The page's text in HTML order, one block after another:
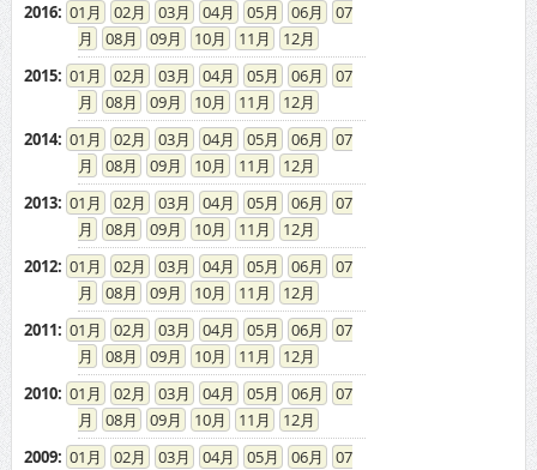
2016: 01 02 03 04 05 06
07
08
09 10 11
12
2015: 01 02 03 04 05 06
07
08
09 10 11
12
2014: 01 02 03 04 05 06
07
08
09 10 11
12
2013: 01 02 03 04 05 06
07
08
09 10 11
12
2012: 01 02 03 04 05 06
07
08
09 10 11
12
2011: 01 02 03 04 05 06
07
08
09 10 11
12
2010: 01 02 03 04 05 06
07
08
09 10 11
12
2009: 01 02 03 04 05 06
07